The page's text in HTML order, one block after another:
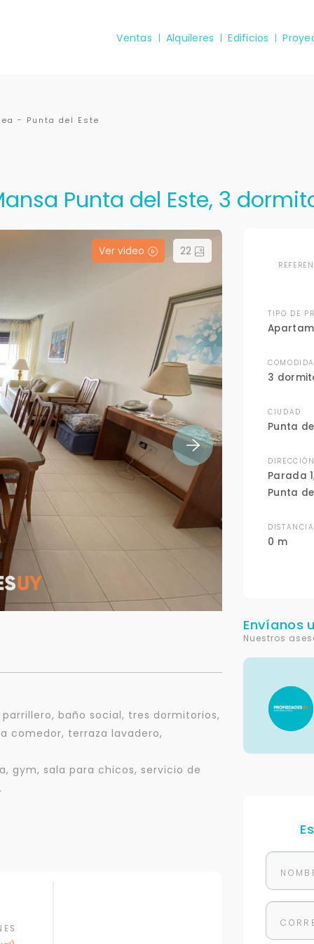
Ventas Alquileres Edificios
- Punta del Este
Punta del Este, 3
Ver video 22
baño social, tres dormitorios,
comedor, terraza lavadero,
gym, sala para chicos, servicio de
TIPO DE
3
CIUDAD
Punta
DIRECCIÓN
Parada
Punta
0 m
Envíanos
Nuestros